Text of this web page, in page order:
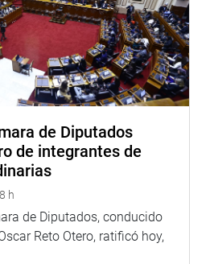
de Diputados
de integrantes de
h
de Diputados, conducido
Reto Otero, ratificó hoy,